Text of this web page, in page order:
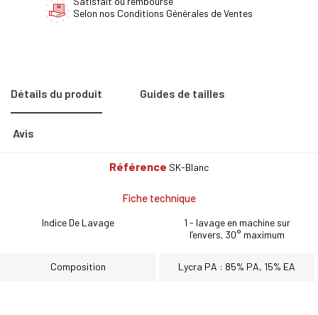
Selon nos Conditions Générales de Ventes
Détails du produit Guides de tailles
Avis
Référence SK-Blanc
Fiche technique
Indice De Lavage
1 - lavage en machine sur
l’envers, 30° maximum
Composition Lycra PA : 85% PA, 15% EA